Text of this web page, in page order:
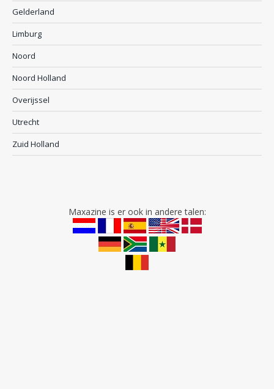
Gelderland
Limburg
Noord
Noord Holland
Overijssel
Utrecht
Zuid Holland
Maxazine is er ook in andere talen: